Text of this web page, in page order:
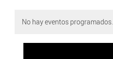
No hay eventos programados.